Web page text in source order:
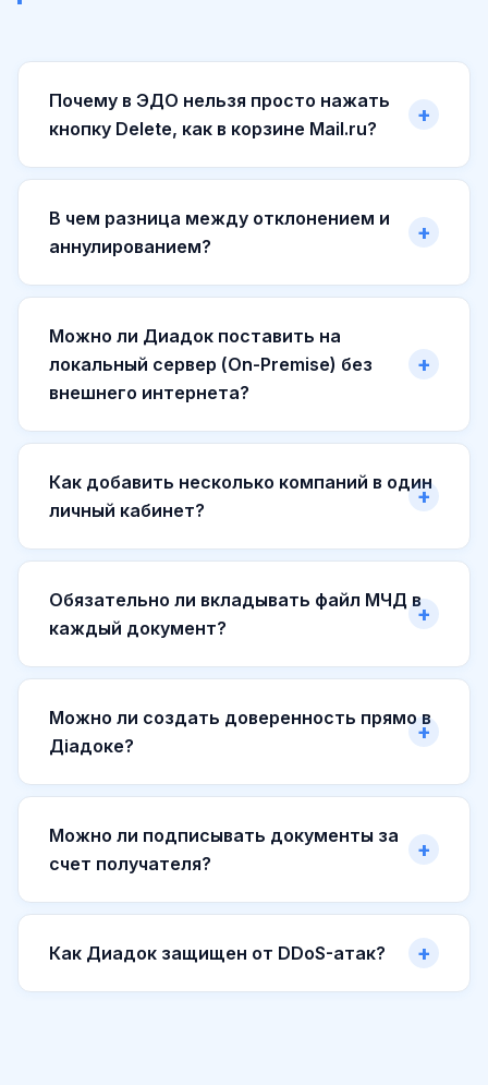
Почему в ЭДО нельзя просто нажать
кнопку Delete, как в корзине Mail.ru?
В чем разница между отклонением и
аннулированием?
Можно ли Диадок поставить на
локальный сервер (On-Premise) без
внешнего интернета?
Как добавить несколько компаний в один
личный кабинет?
Обязательно ли вкладывать файл МЧД в
каждый документ?
Можно ли создать доверенность прямо в
Діадоке?
Можно ли подписывать документы за
счет получателя?
Как Диадок защищен от DDoS-атак?